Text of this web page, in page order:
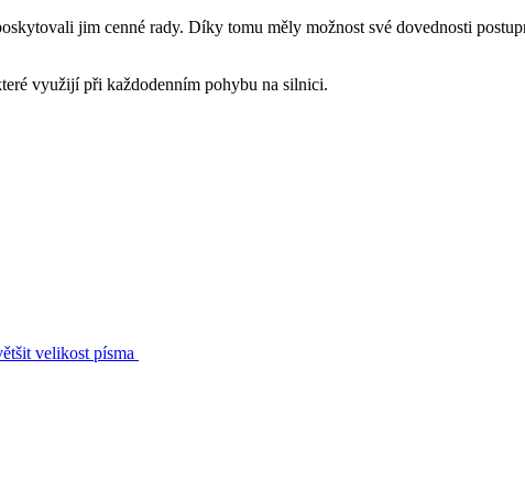
jim cenné rady. Díky tomu měly možnost své dovednosti
využijí při každodenním pohybu na silnici.
velikost písma